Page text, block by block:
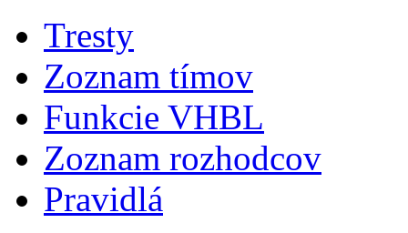
Tresty
Zoznam tímov
Funkcie VHBL
Zoznam rozhodcov
Pravidlá